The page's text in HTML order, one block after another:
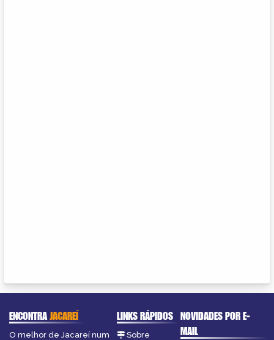
ENCONTRAJACAREÍ
O melhor de Jacareí num
LINKS RÁPIDOS
Sobre
NOVIDADES POR E-
MAIL